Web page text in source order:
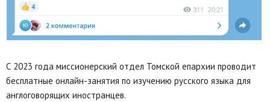
С 2023 года миссионерский отдел Томской епархии проводит
бесплатные онлайн-занятия по изучению русского языка для
англоговорящих иностранцев.